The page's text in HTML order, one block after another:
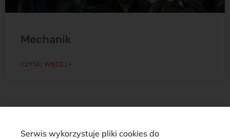
Mechanik
CZYTAJ WIĘCEJ »
Serwis wykorzystuje pliki cookies do